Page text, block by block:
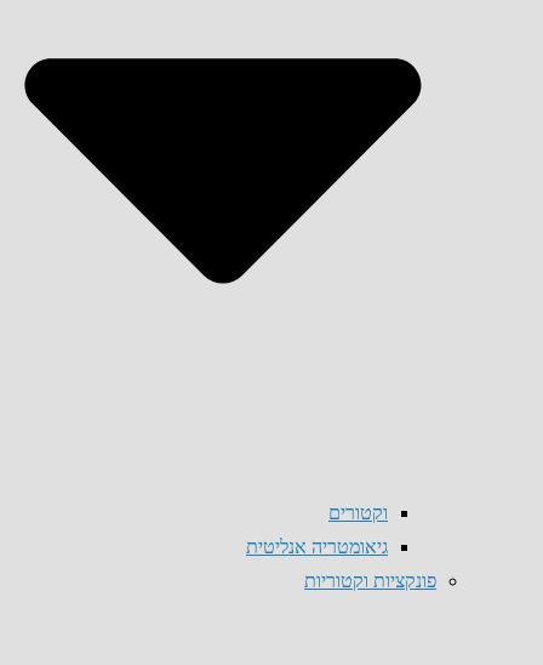
וקטורים
גיאומטריה אנליטית
פונקציות וקטוריות